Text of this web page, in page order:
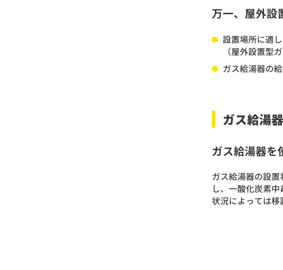
万一、屋外設
設置場所に適
（屋外設置型
ガス給湯器の
ガス給湯
ガス給湯器を
ガス給湯器の設
し、一酸化炭素
状況によっては移